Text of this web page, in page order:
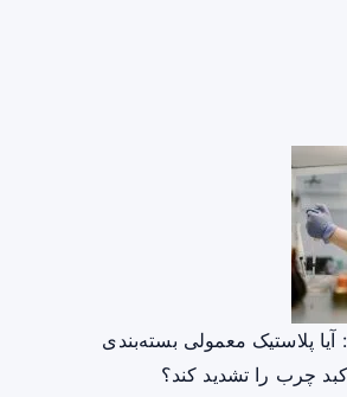
پلاستیک معمولی بسته‌بندی
چرب را تشدید کند؟